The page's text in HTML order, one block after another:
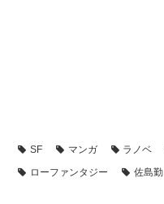
SF マンガ ラノベ
ローファンタジー
佐島勤